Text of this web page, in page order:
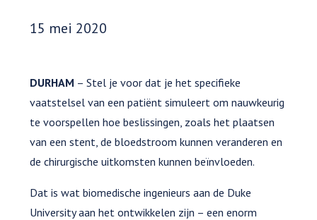
Datum gepubliceerd:
15 mei 2020
DURHAM – Stel je voor dat je het specifieke
vaatstelsel van een patiënt simuleert om nauwkeurig
te voorspellen hoe beslissingen, zoals het plaatsen
van een stent, de bloedstroom kunnen veranderen en
de chirurgische uitkomsten kunnen beïnvloeden.
Dat is wat biomedische ingenieurs aan de Duke
University aan het ontwikkelen zijn – een enorm